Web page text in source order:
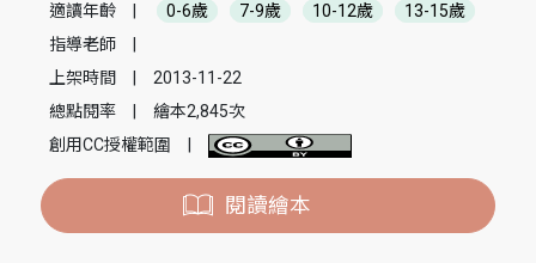
適讀年齡
0-6歲 7-9歲 10-12歲
13-15歲
指導老師
上架時間
2013-11-22
總點閱率
繪本2,845次
創用CC授權範圍
閱讀繪本